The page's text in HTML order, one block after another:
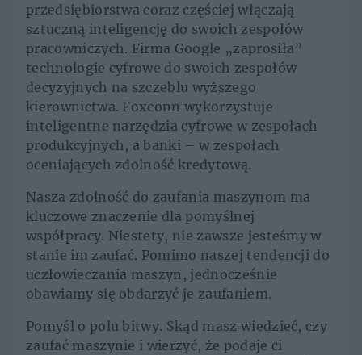
przedsiębiorstwa coraz częściej włączają
sztuczną inteligencję do swoich zespołów
pracowniczych. Firma Google „zaprosiła”
technologie cyfrowe do swoich zespołów
decyzyjnych na szczeblu wyższego
kierownictwa. Foxconn wykorzystuje
inteligentne narzędzia cyfrowe w zespołach
produkcyjnych, a banki – w zespołach
oceniających zdolność kredytową.
Nasza zdolność do zaufania maszynom ma
kluczowe znaczenie dla pomyślnej
współpracy. Niestety, nie zawsze jesteśmy w
stanie im zaufać. Pomimo naszej tendencji do
uczłowieczania maszyn, jednocześnie
obawiamy się obdarzyć je zaufaniem.
Pomyśl o polu bitwy. Skąd masz wiedzieć, czy
zaufać maszynie i wierzyć, że podaje ci